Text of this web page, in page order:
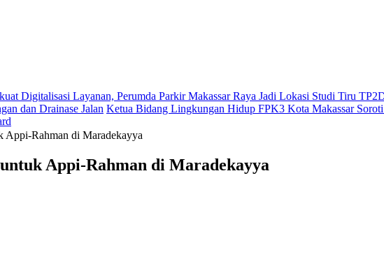
Digitalisasi Layanan, Perumda Parkir Makassar Raya Jadi Lokasi Studi Tiru
dan Drainase Jalan Ketua Bidang Lingkungan Hidup FPK3 Kota Makassar
Appi-Rahman di Maradekayya
Appi-Rahman di Maradekayya